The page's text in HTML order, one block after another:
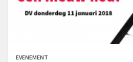
EVENEMENT